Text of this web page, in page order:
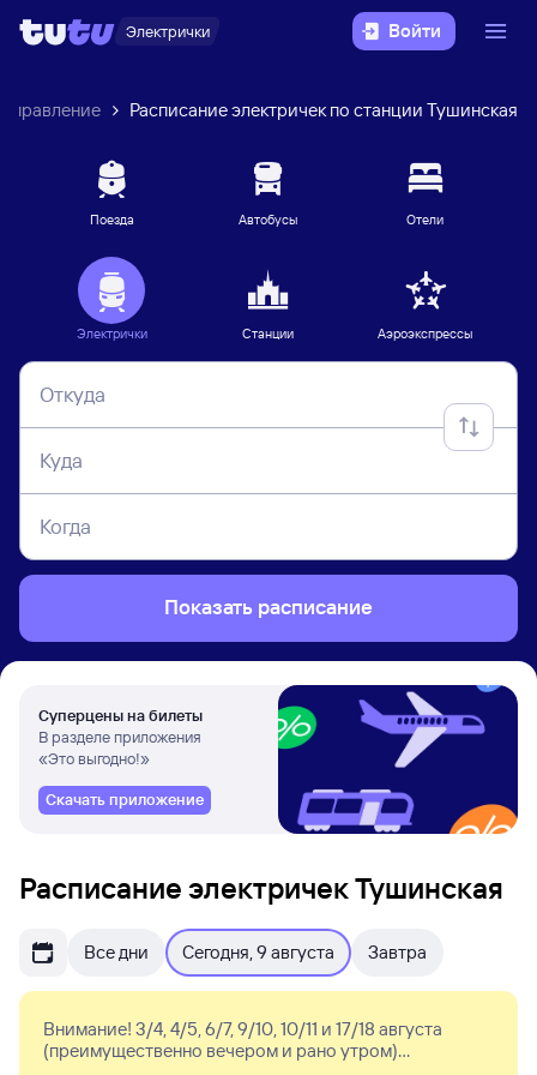
Электрички Войти
Расписание электричек по станции Тушинская
Поезда Автобусы Отели
Электрички Станции Аэроэкспрессы
Откуда
Куда
Когда
Показать расписание
Суперцены на билеты
В разделе приложения
«Это выгодно!»
Скачать приложение
Расписание электричек Тушинская
Все дни Сегодня, 9 августа Завтра
Внимание! 3/4, 4/5, 6/7, 9/10, 10/11 и 17/18 августа
(преимущественно вечером и рано утром)